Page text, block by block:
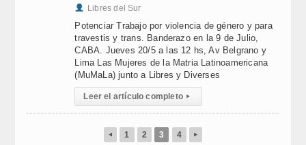
Libres del Sur
Potenciar Trabajo por violencia de género y para
travestis y trans. Banderazo en la 9 de Julio,
CABA. Jueves 20/5 a las 12 hs, Av Belgrano y
Lima Las Mujeres de la Matria Latinoamericana
(MuMaLa) junto a Libres y Diverses
Leer el artículo completo ▸
◂ 1 2 3 4 ▸